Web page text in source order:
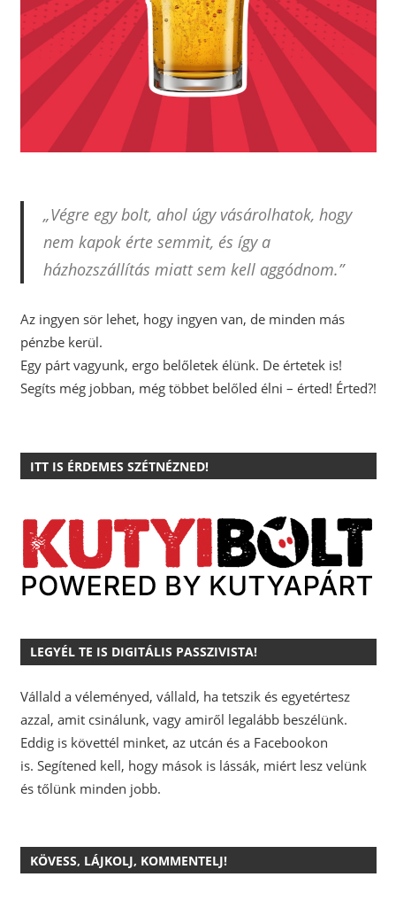
„Végre egy bolt, ahol úgy vásárolhatok, hogy
nem kapok érte semmit, és így a
házhozszállítás miatt sem kell aggódnom.”
Az ingyen sör lehet, hogy ingyen van, de minden más
pénzbe kerül.
Egy párt vagyunk, ergo belőletek élünk. De értetek is!
Segíts még jobban, még többet belőled élni – érted! Érted?!
ITT IS ÉRDEMES SZÉTNÉZNED!
LEGYÉL TE IS DIGITÁLIS PASSZIVISTA!
Vállald a véleményed, vállald, ha tetszik és egyetértesz
azzal, amit csinálunk, vagy amiről legalább beszélünk.
Eddig is követtél minket, az utcán és a Facebookon
is. Segítened kell, hogy mások is lássák, miért lesz velünk
és tőlünk minden jobb.
KÖVESS, LÁJKOLJ, KOMMENTELJ!